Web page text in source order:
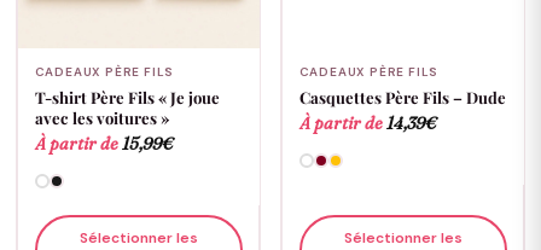
CADEAUX PÈRE FILS
T-shirt Père Fils « Je joue
avec les voitures »
À partir de15,99€
Sélectionner les
CADEAUX PÈRE FILS
Casquettes Père Fils – Dude
À partir de14,39€
Sélectionner les